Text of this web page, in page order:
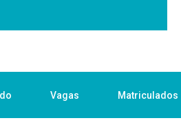
discutir o processo de
dissertação.
específica da dissertação.
Vagas Matriculados